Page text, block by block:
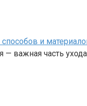
и
— важная часть